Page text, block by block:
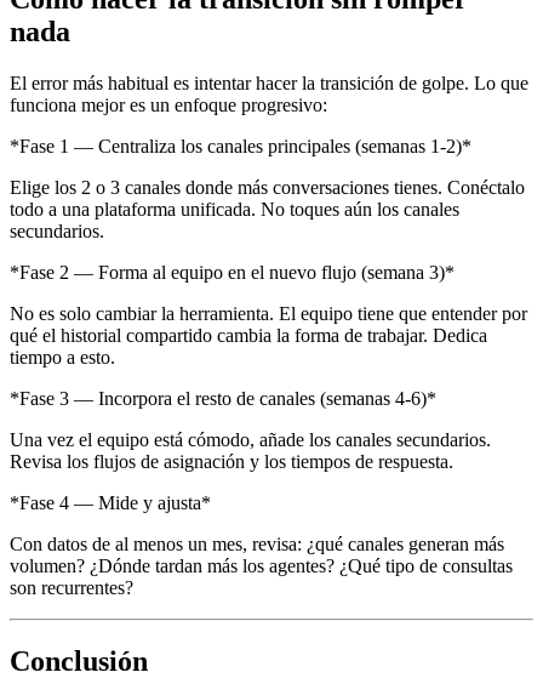
nada
El error más habitual es intentar hacer la transición de golpe. Lo que
funciona mejor es un enfoque progresivo:
*Fase 1 — Centraliza los canales principales (semanas 1-2)*
Elige los 2 o 3 canales donde más conversaciones tienes. Conéctalo
todo a una plataforma unificada. No toques aún los canales
secundarios.
*Fase 2 — Forma al equipo en el nuevo flujo (semana 3)*
No es solo cambiar la herramienta. El equipo tiene que entender por
qué el historial compartido cambia la forma de trabajar. Dedica
tiempo a esto.
*Fase 3 — Incorpora el resto de canales (semanas 4-6)*
Una vez el equipo está cómodo, añade los canales secundarios.
Revisa los flujos de asignación y los tiempos de respuesta.
*Fase 4 — Mide y ajusta*
Con datos de al menos un mes, revisa: ¿qué canales generan más
volumen? ¿Dónde tardan más los agentes? ¿Qué tipo de consultas
son recurrentes?
Conclusión